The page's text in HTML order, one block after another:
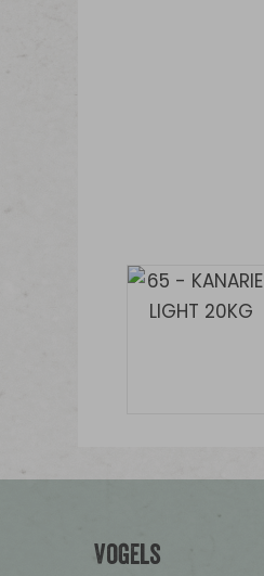
Vogels